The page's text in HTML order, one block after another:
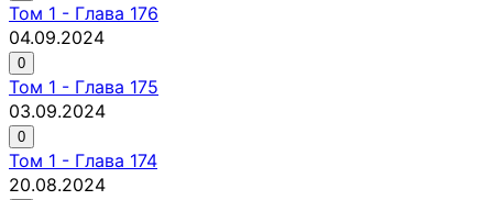
Том 1 - Глава 176
04.09.2024
0
Том 1 - Глава 175
03.09.2024
0
Том 1 - Глава 174
20.08.2024